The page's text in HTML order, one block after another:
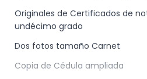
Originales de Certificados de
undécimo grado
Dos fotos tamaño Carnet
Copia de Cédula ampliada